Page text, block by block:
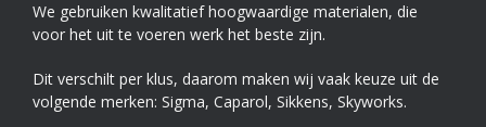
We gebruiken kwalitatief hoogwaardige materialen, die
voor het uit te voeren werk het beste zijn.
Dit verschilt per klus, daarom maken wij vaak keuze uit de
volgende merken: Sigma, Caparol, Sikkens, Skyworks.